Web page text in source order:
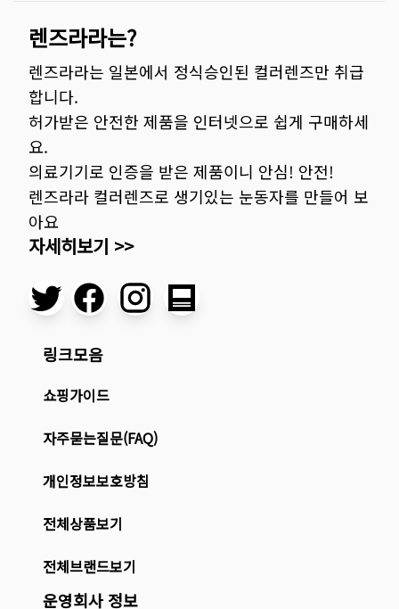
렌즈라라는?
렌즈라라는 일본에서 정식승인된 컬러렌즈만 취급
합니다.
허가받은 안전한 제품을 인터넷으로 쉽게 구매하세
요.
의료기기로 인증을 받은 제품이니 안심! 안전!
렌즈라라 컬러렌즈로 생기있는 눈동자를 만들어 보
아요
자세히보기 >>
링크모음
쇼핑가이드
자주묻는질문(FAQ)
개인정보보호방침
전체상품보기
전체브랜드보기
운영회사 정보